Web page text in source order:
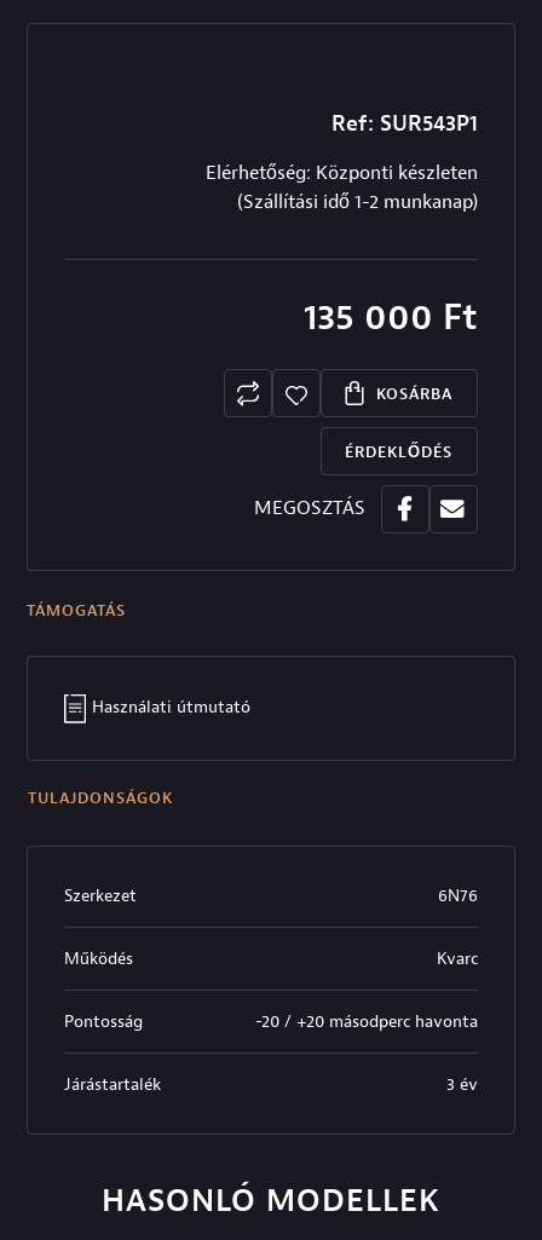
Ref: SUR543P1
Elérhetőség: Központi készleten
(Szállítási idő 1-2 munkanap)
135 000 Ft
KOSÁRBA
ÉRDEKLŐDÉS
MEGOSZTÁS
TÁMOGATÁS
Használati útmutató
TULAJDONSÁGOK
Szerkezet 6N76
Működés Kvarc
Pontosság -20 / +20 másodperc havonta
Járástartalék 3 év
HASONLÓ MODELLEK